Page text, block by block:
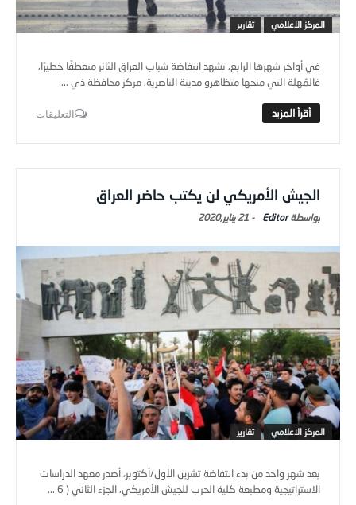
المركز الاعلامي تقارير
في أواخر شهرها الرابع، تشهد انتفاضة شباب العراق الثائر منعطفًا خطيرًا،
فالمُهلة التي منحها متظاهرو مدينة الناصرية، مركز محافظة ذي ...
التعليقات
الجيش الأمريكي لن يكتب حاضر العراق
Editor
- 21 يناير,2020
المركز الاعلامي تقارير
بعد شهر واحد من بدء انتفاضة تشرين الأول/أكتوبر، أصدر معهد الدراسات
الاستراتيجية ومطبعة كلية الحرب للجيش الأمريكي، الجزء الثاني ( 6 ...